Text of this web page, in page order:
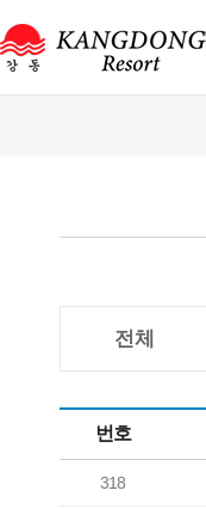
전체
번호
318